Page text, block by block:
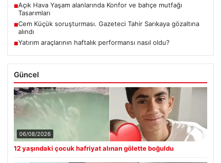
■Açık Hava Yaşam alanlarında Konfor ve bahçe mutfağı
Tasarımları
■Cem Küçük soruşturması. Gazeteci Tahir Sarıkaya gözaltına
alındı
■Yatırım araçlarının haftalık performansı nasıl oldu?
Güncel
06/08/2026
12 yaşındaki çocuk hafriyat alınan gölette boğuldu